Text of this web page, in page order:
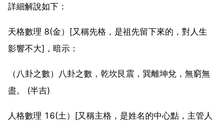
詳細解說如下：
天格數理 8(金）[又稱先格，是祖先留下來的，對人生
影響不大]，暗示：
（八卦之數）八卦之數，乾坎艮震，巽離坤兌，無窮無
盡。 (半吉)
人格數理 16(土）[又稱主格，是姓名的中心點，主管人